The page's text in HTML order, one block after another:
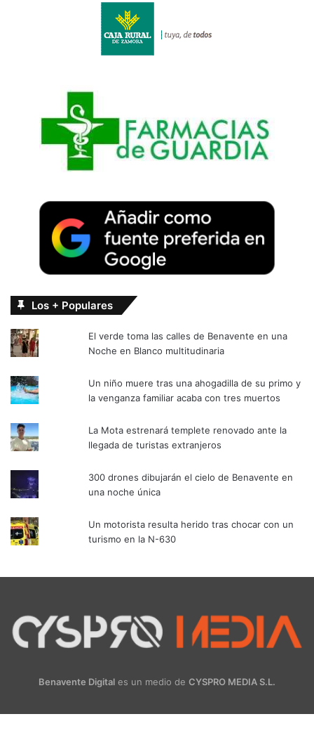
Los + Populares
El verde toma las calles de Benavente en una
Noche en Blanco multitudinaria
Un niño muere tras una ahogadilla de su primo y
la venganza familiar acaba con tres muertos
La Mota estrenará templete renovado ante la
llegada de turistas extranjeros
300 drones dibujarán el cielo de Benavente en
una noche única
Un motorista resulta herido tras chocar con un
turismo en la N-630
Benavente Digital es un medio de CYSPRO MEDIA S.L.